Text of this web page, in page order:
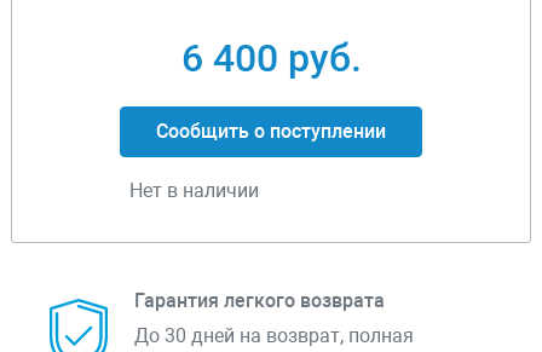
6 400 руб.
Сообщить о поступлении
Нет в наличии
Гарантия легкого возврата
До 30 дней на возврат, полная